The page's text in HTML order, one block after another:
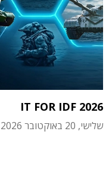
IT FOR IDF 2026
שלישי, 20 באוקטובר 2026